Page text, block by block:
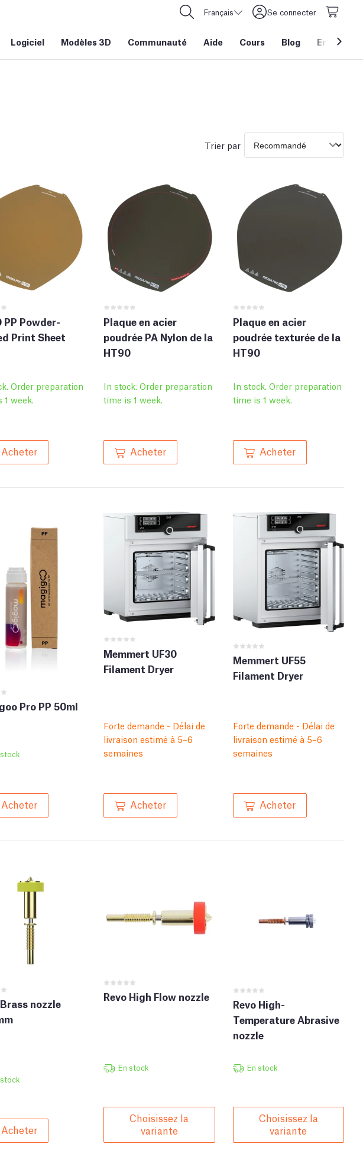
Français Se connecter
Logiciel Modèles 3D Communauté Aide Cours Blog Entreprise
Trier par
PP Powder-
Print Sheet
Order preparation
week.
Acheter
Plaque en acier
poudrée PA Nylon de la
HT90
In stock. Order preparation
time is 1 week.
Acheter
Plaque en acier
poudrée texturée de la
HT90
In stock. Order preparation
time is 1 week.
Acheter
Pro PP 50ml
Acheter
Memmert UF30
Filament Dryer
Forte demande - Délai de
livraison estimé à 5–6
semaines
Acheter
Memmert UF55
Filament Dryer
Forte demande - Délai de
livraison estimé à 5–6
semaines
Acheter
nozzle
Acheter
Revo High Flow nozzle
En stock
Choisissez la
variante
Revo High-
Temperature Abrasive
nozzle
En stock
Choisissez la
variante